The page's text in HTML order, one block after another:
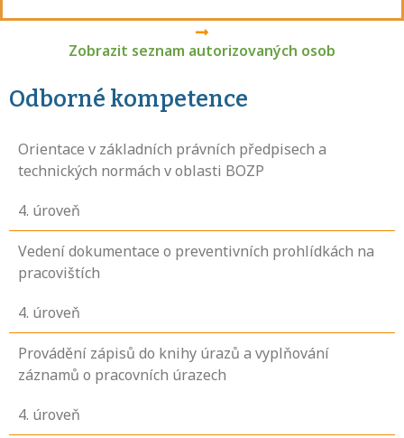
Zobrazit seznam autorizovaných osob
Odborné kompetence
Orientace v základních právních předpisech a
technických normách v oblasti BOZP
4. úroveň
Vedení dokumentace o preventivních prohlídkách na
pracovištích
4. úroveň
Provádění zápisů do knihy úrazů a vyplňování
záznamů o pracovních úrazech
4. úroveň